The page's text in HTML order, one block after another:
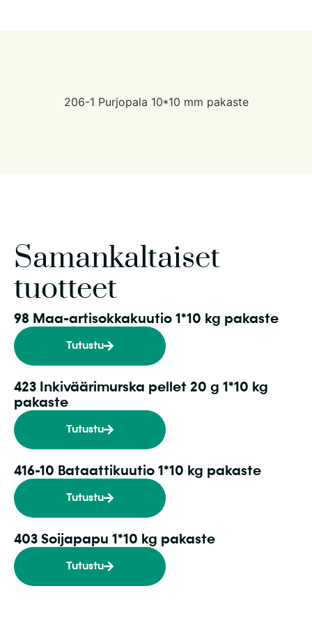
206-1 Purjopala 10*10 mm pakaste
Samankaltaiset
tuotteet
98 Maa-artisokkakuutio 1*10 kg pakaste
Tutustu
423 Inkiväärimurska pellet 20 g 1*10 kg
pakaste
Tutustu
416-10 Bataattikuutio 1*10 kg pakaste
Tutustu
403 Soijapapu 1*10 kg pakaste
Tutustu